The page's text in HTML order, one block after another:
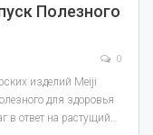
Полезного
0
изделий Meiji
для здоровья
в ответ на растущий…